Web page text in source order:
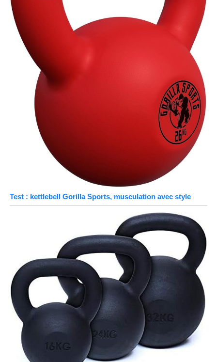
Test : kettlebell Gorilla Sports, musculation avec style